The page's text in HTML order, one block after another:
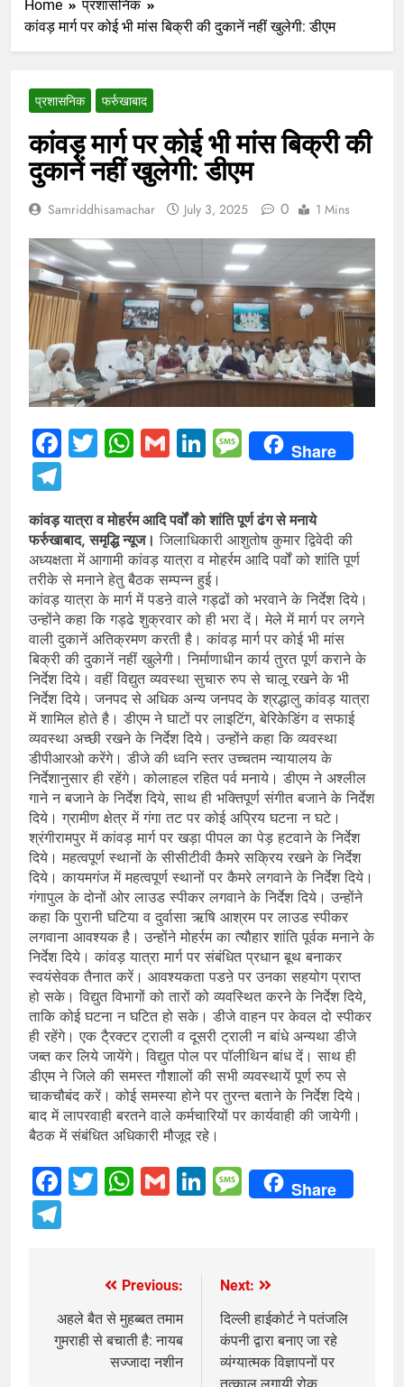
Home
प्रशासनिक
कांवड़ मार्ग पर कोई भी मांस बिक्री की दुकानें नहीं खुलेगी: डीएम
प्रशासनिक फर्रुखाबाद
कांवड़ मार्ग पर कोई भी मांस बिक्री की
दुकानें नहीं खुलेगी: डीएम
Samriddhisamachar July 3, 2025 0 1 Mins
Facebook
Twitter
WhatsApp
GmailLinkedIn
Message
Share
कांवड़ यात्रा व मोहर्रम आदि पर्वों को शांति पूर्ण ढंग से मनाये
फर्रुखाबाद, समृद्धि न्यूज। जिलाधिकारी आशुतोष कुमार द्विवेदी की
अध्यक्षता में आगामी कांवड़ यात्रा व मोहर्रम आदि पर्वों को शांति पूर्ण
तरीके से मनाने हेतु बैठक सम्पन्न हुई।
कांवड़ यात्रा के मार्ग में पडऩे वाले गड्ढों को भरवाने के निर्देश दिये।
उन्होंने कहा कि गड्ढे शुक्रवार को ही भरा दें। मेले में मार्ग पर लगने
वाली दुकानें अतिक्रमण करती है। कांवड़ मार्ग पर कोई भी मांस
बिक्री की दुकानें नहीं खुलेगी। निर्माणाधीन कार्य तुरत पूर्ण कराने के
निर्देश दिये। वहीं विद्युत व्यवस्था सुचारु रुप से चालू रखने के भी
निर्देश दिये। जनपद से अधिक अन्य जनपद के श्रद्धालु कांवड़ यात्रा
में शामिल होते है। डीएम ने घाटों पर लाइटिंग, बेरिकेडिंग व सफाई
व्यवस्था अच्छी रखने के निर्देश दिये। उन्होंने कहा कि व्यवस्था
डीपीआरओ करेंगे। डीजे की ध्वनि स्तर उच्चतम न्यायालय के
निर्देशानुसार ही रहेंगे। कोलाहल रहित पर्व मनाये। डीएम ने अश्लील
गाने न बजाने के निर्देश दिये, साथ ही भक्तिपूर्ण संगीत बजाने के निर्देश
दिये। ग्रामीण क्षेत्र में गंगा तट पर कोई अप्रिय घटना न घटे।
श्रंगीरामपुर में कांवड़ मार्ग पर खड़ा पीपल का पेड़ हटवाने के निर्देश
दिये। महत्वपूर्ण स्थानों के सीसीटीवी कैमरे सक्रिय रखने के निर्देश
दिये। कायमगंज में महत्वपूर्ण स्थानों पर कैमरे लगवाने के निर्देश दिये।
गंगापुल के दोनों ओर लाउड स्पीकर लगवाने के निर्देश दिये। उन्होंने
कहा कि पुरानी घटिया व दुर्वासा ऋषि आश्रम पर लाउड स्पीकर
लगवाना आवश्यक है। उन्होंने मोहर्रम का त्यौहार शांति पूर्वक मनाने के
निर्देश दिये। कांवड़ यात्रा मार्ग पर संबंधित प्रधान बूथ बनाकर
स्वयंसेवक तैनात करें। आवश्यकता पडऩे पर उनका सहयोग प्राप्त
हो सके। विद्युत विभागों को तारों को व्यवस्थित करने के निर्देश दिये,
ताकि कोई घटना न घटित हो सके। डीजे वाहन पर केवल दो स्पीकर
ही रहेंगे। एक टै्रक्टर ट्राली व दूसरी ट्राली न बांधे अन्यथा डीजे
जब्त कर लिये जायेंगे। विद्युत पोल पर पॉलीथिन बांध दें। साथ ही
डीएम ने जिले की समस्त गौशालों की सभी व्यवस्थायें पूर्ण रुप से
चाकचौबंद करें। कोई समस्या होने पर तुरन्त बताने के निर्देश दिये।
बाद में लापरवाही बरतने वाले कर्मचारियों पर कार्यवाही की जायेगी।
बैठक में संबंधित अधिकारी मौजूद रहे।
Facebook
Twitter
WhatsApp
GmailLinkedIn
Message
Share
navigation
Previous:
अहले बैत से मुहब्बत तमाम
गुमराही से बचाती है: नायब
सज्जादा नशीन
Next:
दिल्ली हाईकोर्ट ने पतंजलि
कंपनी द्वारा बनाए जा रहे
व्यंग्यात्मक विज्ञापनों पर